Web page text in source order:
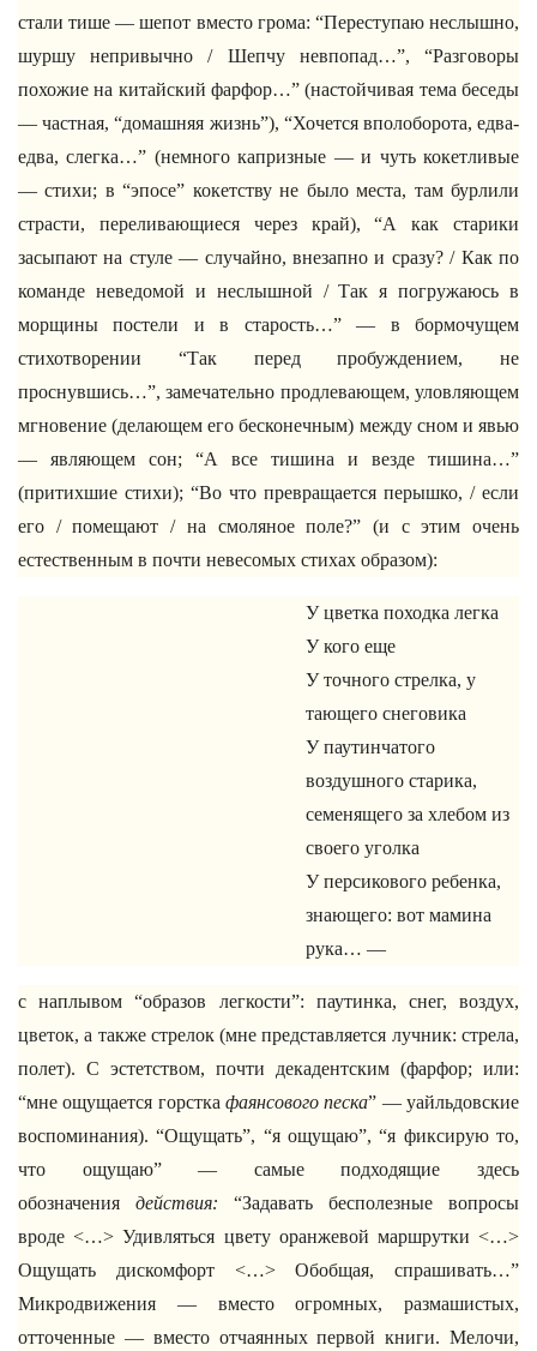
стали тише — шепот вместо грома: “Переступаю неслышно,
шуршу непривычно / Шепчу невпопад…”, “Разговоры
похожие на китайский фарфор…” (настойчивая тема беседы
— частная, “домашняя жизнь”), “Хочется вполоборота, едва-
едва, слегка…” (немного капризные — и чуть кокетливые
— стихи; в “эпосе” кокетству не было места, там бурлили
страсти, переливающиеся через край), “А как старики
засыпают на стуле — случайно, внезапно и сразу? / Как по
команде неведомой и неслышной / Так я погружаюсь в
морщины постели и в старость…” — в бормочущем
стихотворении “Так перед пробуждением, не
проснувшись…”, замечательно продлевающем, уловляющем
мгновение (делающем его бесконечным) между сном и явью
— являющем сон; “А все тишина и везде тишина…”
(притихшие стихи); “Во что превращается перышко, / если
его / помещают / на смоляное поле?” (и с этим очень
естественным в почти невесомых стихах образом):
У цветка походка легка
У кого еще
У точного стрелка, у
тающего снеговика
У паутинчатого
воздушного старика,
семенящего за хлебом из
своего уголка
У персикового ребенка,
знающего: вот мамина
рука… —
с наплывом “образов легкости”: паутинка, снег, воздух,
цветок, а также стрелок (мне представляется лучник: стрела,
полет). С эстетством, почти декадентским (фарфор; или:
“мне ощущается горстка фаянсового песка” — уайльдовские
воспоминания). “Ощущать”, “я ощущаю”, “я фиксирую то,
что ощущаю” — самые подходящие здесь
обозначения действия: “Задавать бесполезные вопросы
вроде <…> Удивляться цвету оранжевой маршрутки <…>
Ощущать дискомфорт <…> Обобщая, спрашивать…”
Микродвижения — вместо огромных, размашистых,
отточенные — вместо отчаянных первой книги. Мелочи,